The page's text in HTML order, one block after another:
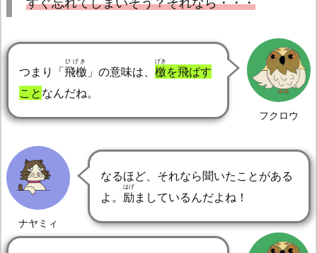
フクロウ
つまり「飛檄
ひげき
」の意味は、 檄
げき
を飛ばす
こと なんだね。
ナヤミィ
なるほど、それなら聞いたことがある
よ。 励
はげ
ましているんだよね！